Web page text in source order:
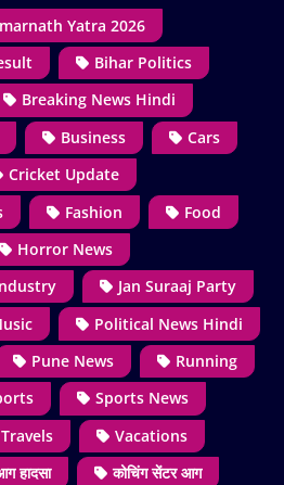
Yatra 2026
Bihar Politics
Breaking News Hindi
Business
Cars
Cricket Update
Fashion
Food
Horror News
Jan Suraaj Party
Political News Hindi
Pune News
Running
Sports News
Vacations
हादसा
कोचिंग सेंटर आग